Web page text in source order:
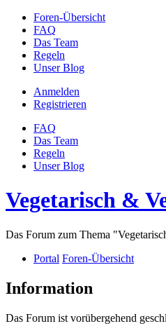
Foren-Übersicht
FAQ
Das Team
Regeln
Unser Blog
Anmelden
Registrieren
FAQ
Das Team
Regeln
Unser Blog
Vegetarisch &
Das Forum zum Thema
Portal Foren-Übersicht
Information
Das Forum ist vorübergehend